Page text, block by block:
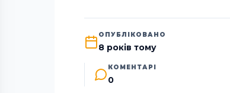
ОПУБЛІКОВАНО
8 років тому
КОМЕНТАРІ
0